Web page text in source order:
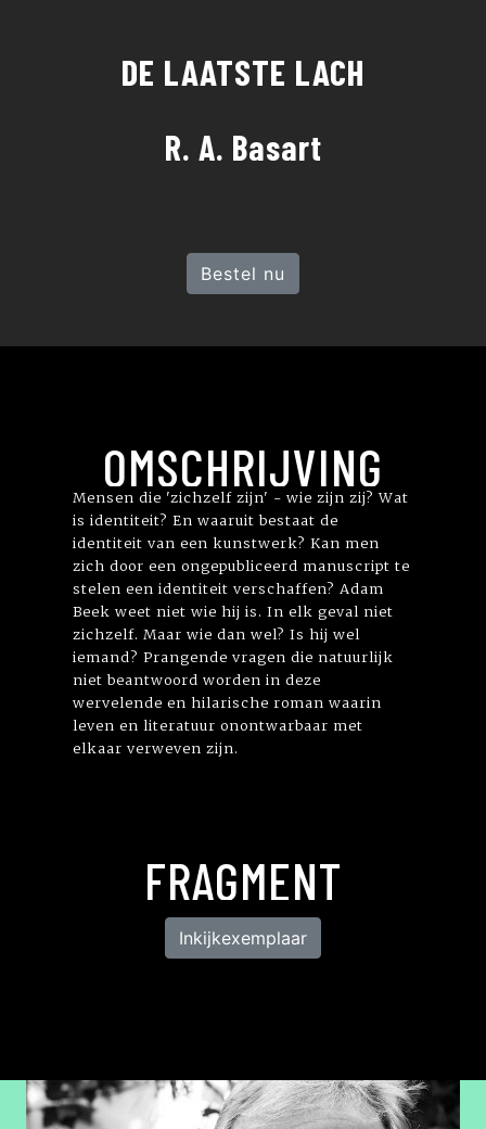
DE LAATSTE LACH
R. A. Basart
Bestel nu
OMSCHRIJVING
Mensen die 'zichzelf zijn' - wie zijn zij? Wat
is identiteit? En waaruit bestaat de
identiteit van een kunstwerk? Kan men
zich door een ongepubliceerd manuscript te
stelen een identiteit verschaffen? Adam
Beek weet niet wie hij is. In elk geval niet
zichzelf. Maar wie dan wel? Is hij wel
iemand? Prangende vragen die natuurlijk
niet beantwoord worden in deze
wervelende en hilarische roman waarin
leven en literatuur onontwarbaar met
elkaar verweven zijn.
FRAGMENT
Inkijkexemplaar